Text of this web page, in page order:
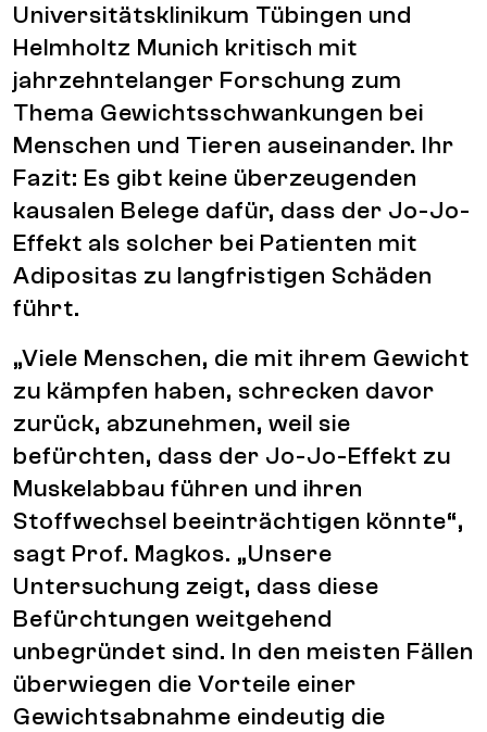
Universitätsklinikum Tübingen und
Helmholtz Munich kritisch mit
jahrzehntelanger Forschung zum
Thema Gewichtsschwankungen bei
Menschen und Tieren auseinander. Ihr
Fazit: Es gibt keine überzeugenden
kausalen Belege dafür, dass der Jo-Jo-
Effekt als solcher bei Patienten mit
Adipositas zu langfristigen Schäden
führt.
„Viele Menschen, die mit ihrem Gewicht
zu kämpfen haben, schrecken davor
zurück, abzunehmen, weil sie
befürchten, dass der Jo-Jo-Effekt zu
Muskelabbau führen und ihren
Stoffwechsel beeinträchtigen könnte“,
sagt Prof. Magkos. „Unsere
Untersuchung zeigt, dass diese
Befürchtungen weitgehend
unbegründet sind. In den meisten Fällen
überwiegen die Vorteile einer
Gewichtsabnahme eindeutig die